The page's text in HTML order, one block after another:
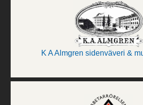
K A Almgren sidenväveri &